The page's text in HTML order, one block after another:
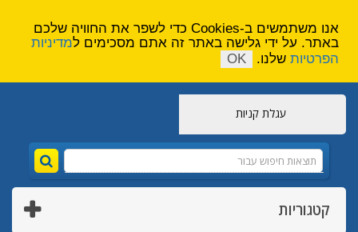
עגלת קניות
קטגוריות
אנו משתמשים ב-Cookies כדי לשפר את החוויה שלכם
באתר. על ידי גלישה באתר זה אתם מסכימים למדיניות
הפרטיות שלנו. OK